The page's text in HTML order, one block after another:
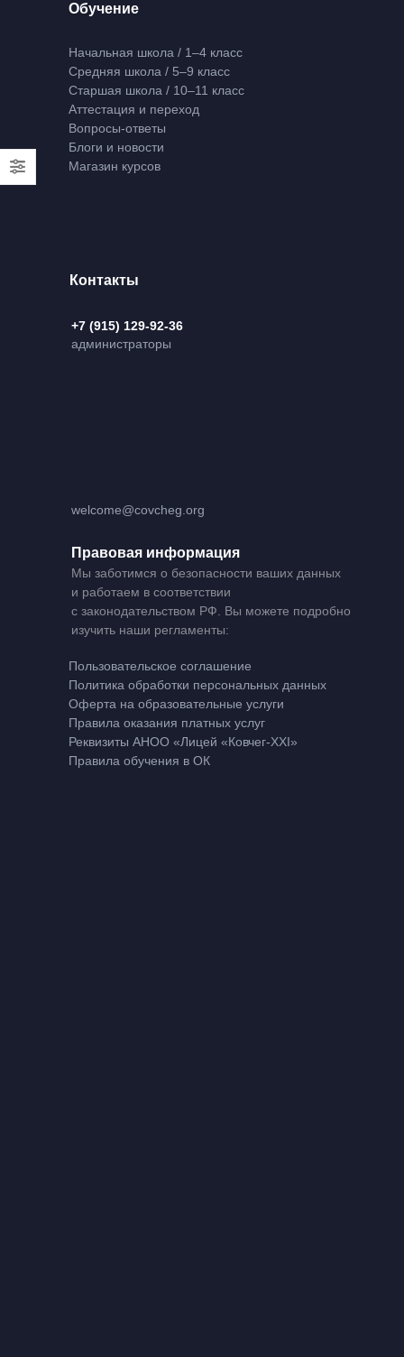
Обучение
Начальная школа / 1–4 класс
Средняя школа / 5–9 класс
Старшая школа / 10–11 класс
Аттестация и переход
Вопросы-ответы
Блоги и новости
Магазин курсов
+7 (915) 129-92-36
администраторы
welcome@covcheg.org
Контакты
Правовая информация
Мы заботимся о безопасности ваших данных
и работаем в соответствии
с законодательством РФ. Вы можете подробно
изучить наши регламенты:
Пользовательское соглашение
Политика обработки персональных данных
Оферта на образовательные услуги
Правила оказания платных услуг
Реквизиты АНОО «Лицей «Ковчег-XXI»
Правила обучения в ОК